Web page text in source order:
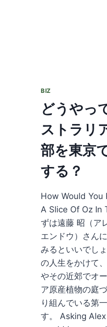
BIZ
どうやっ
ストラリ
部を東京
する？
How Would You
A Slice Of Oz In
ずは遠藤 昭（ア
エンドウ）さん
みるといいでし
の人生をかけて
やその近郊でオ
ア原産植物の庭
り組んでいる第
す。 Asking